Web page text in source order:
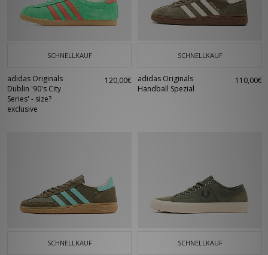
SCHNELLKAUF
adidas Originals
Dublin '90's City
Series' - size?
exclusive
120,00€
SCHNELLKAUF
adidas Originals
Handball Spezial
110,00€
SCHNELLKAUF SCHNELLKAUF